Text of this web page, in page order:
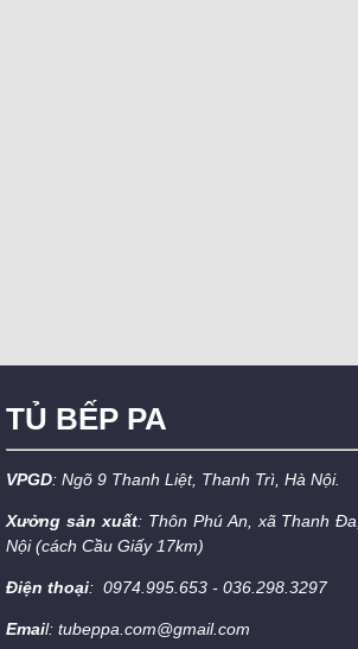
TỦ BẾP PA
VPGD: Ngõ 9 Thanh Liệt, Thanh Trì, Hà Nội.
Xưởng sản xuất: Thôn Phú An, xã Thanh
Nội (cách Cầu Giấy 17km)
Điện thoại: 0974.995.653 - 036.298.3297
Email: tubeppa.com@gmail.com